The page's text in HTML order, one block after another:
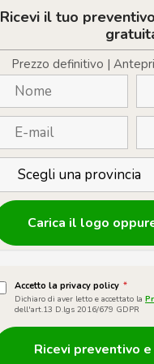
Ricevi il tuo
Prezzo definitivo |
Carica il logo
Accetto la privacy policy *
Dichiaro di aver letto e accettato la
dell'art.13 D.lgs 2016/679 GDPR